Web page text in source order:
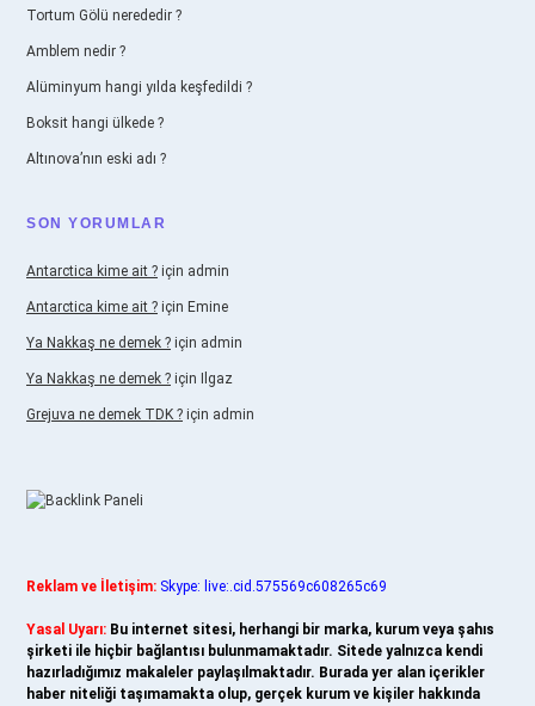
Tortum Gölü nerededir ?
Amblem nedir ?
Alüminyum hangi yılda keşfedildi ?
Boksit hangi ülkede ?
Altınova’nın eski adı ?
SON YORUMLAR
Antarctica kime ait ? için admin
Antarctica kime ait ? için Emine
Ya Nakkaş ne demek ? için admin
Ya Nakkaş ne demek ? için Ilgaz
Grejuva ne demek TDK ? için admin
Reklam ve İletişim: Skype: live:.cid.575569c608265c69
Yasal Uyarı: Bu internet sitesi, herhangi bir marka, kurum veya şahıs
şirketi ile hiçbir bağlantısı bulunmamaktadır. Sitede yalnızca kendi
hazırladığımız makaleler paylaşılmaktadır. Burada yer alan içerikler
haber niteliği taşımamakta olup, gerçek kurum ve kişiler hakkında